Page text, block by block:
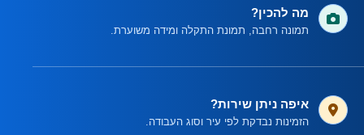
מה להכין?
תמונה רחבה, תמונת התקלה ומידה משוערת.
איפה ניתן שירות?
הזמינות נבדקת לפי עיר וסוג העבודה.